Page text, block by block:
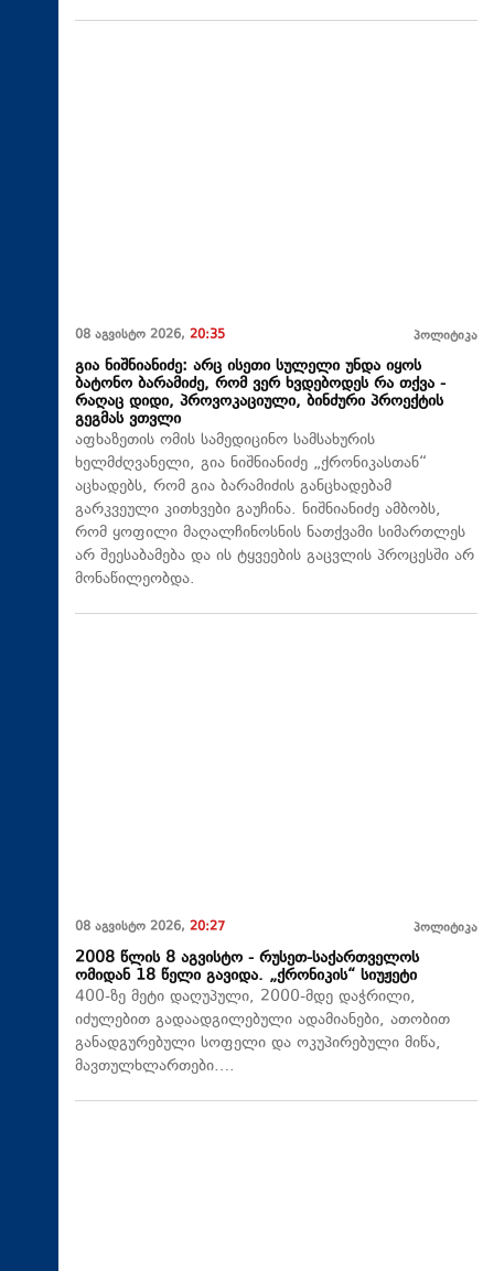
08 აგვისტო 2026, 20:35 პოლიტიკა
გია ნიშნიანიძე: არც ისეთი სულელი უნდა იყოს
ბატონო ბარამიძე, რომ ვერ ხვდებოდეს რა თქვა -
რაღაც დიდი, პროვოკაციული, ბინძური პროექტის
გეგმას ვთვლი
აფხაზეთის ომის სამედიცინო სამსახურის
ხელმძღვანელი, გია ნიშნიანიძე „ქრონიკასთან“
აცხადებს, რომ გია ბარამიძის განცხადებამ
გარკვეული კითხვები გაუჩინა. ნიშნიანიძე ამბობს,
რომ ყოფილი მაღალჩინოსნის ნათქვამი სიმართლეს
არ შეესაბამება და ის ტყვეების გაცვლის პროცესში არ
მონაწილეობდა.
08 აგვისტო 2026, 20:27 პოლიტიკა
2008 წლის 8 აგვისტო - რუსეთ-საქართველოს
ომიდან 18 წელი გავიდა. „ქრონიკის“ სიუჟეტი
400-ზე მეტი დაღუპული, 2000-მდე დაჭრილი,
იძულებით გადაადგილებული ადამიანები, ათობით
განადგურებული სოფელი და ოკუპირებული მიწა,
მავთულხლართები….